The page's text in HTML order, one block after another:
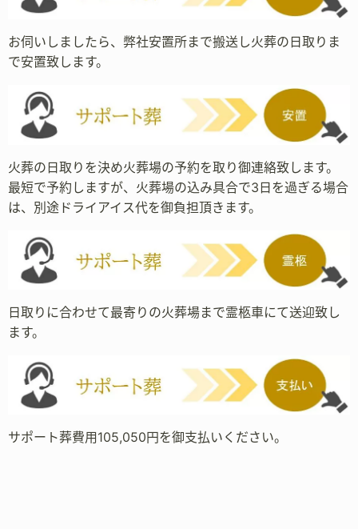
お伺いしましたら、弊社安置所まで搬送し火葬の日取りま
で安置致します。
火葬の日取りを決め火葬場の予約を取り御連絡致します。
最短で予約しますが、火葬場の込み具合で3日を過ぎる場合
は、別途ドライアイス代を御負担頂きます。
日取りに合わせて最寄りの火葬場まで霊柩車にて送迎致し
ます。
サポート葬費用105,050円を御支払いください。